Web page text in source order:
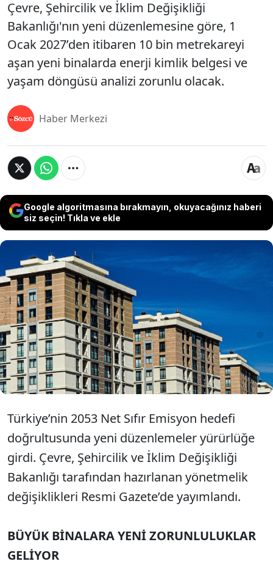
Çevre, Şehircilik ve İklim Değişikliği
Bakanlığı'nın yeni düzenlemesine göre, 1
Ocak 2027’den itibaren 10 bin metrekareyi
aşan yeni binalarda enerji kimlik belgesi ve
yaşam döngüsü analizi zorunlu olacak.
Haber Merkezi
Google algoritmasına bırakmayın, okuyacağınız haberi
siz seçin! Tıkla ve ekle
Çevre, Şehircilik ve İklim Değişikliği
Bakanlığı'nın yeni düzenlemesine göre, 1
Ocak 2027’den itibaren 10 bin metrekareyi
aşan yeni binalarda enerji kimlik belgesi ve
yaşam döngüsü analizi zorunlu olacak.
Türkiye’nin 2053 Net Sıfır Emisyon hedefi
doğrultusunda yeni düzenlemeler yürürlüğe
girdi. Çevre, Şehircilik ve İklim Değişikliği
Bakanlığı tarafından hazırlanan yönetmelik
değişiklikleri Resmi Gazete’de yayımlandı.
BÜYÜK BİNALARA YENİ ZORUNLULUKLAR
GELİYOR